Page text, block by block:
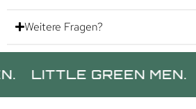
Weitere Fragen?
GREEN MEN.